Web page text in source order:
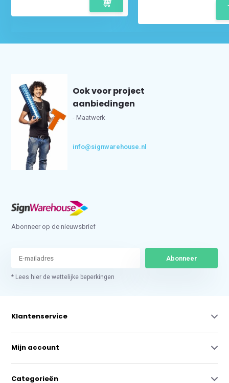
Ook voor project
aanbiedingen
- Maatwerk
info@signwarehouse.nl
Abonneer op de nieuwsbrief
Abonneer
* Lees hier de wettelijke beperkingen
Klantenservice
Mijn account
Categorieën